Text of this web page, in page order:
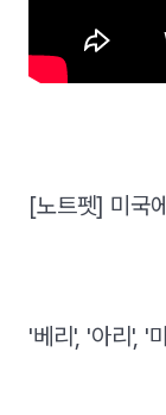
[노트펫] 미국
'베리', '아리', '